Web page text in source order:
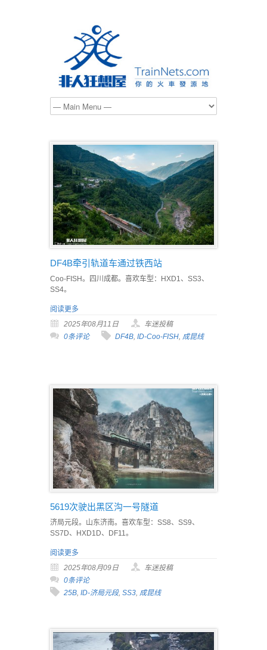
DF4B牵引轨道车通过铁西站
Coo-FISH。四川成都。喜欢车型：HXD1、SS3、
SS4。
阅读更多
2025年08月11日
车迷投稿
0条评论
DF4B, ID-Coo-FISH, 成昆线
5619次驶出黑区沟一号隧道
济局元段。山东济南。喜欢车型：SS8、SS9、
SS7D、HXD1D、DF11。
阅读更多
2025年08月09日
车迷投稿
0条评论
25B ID-济局元段, SS3 成昆线